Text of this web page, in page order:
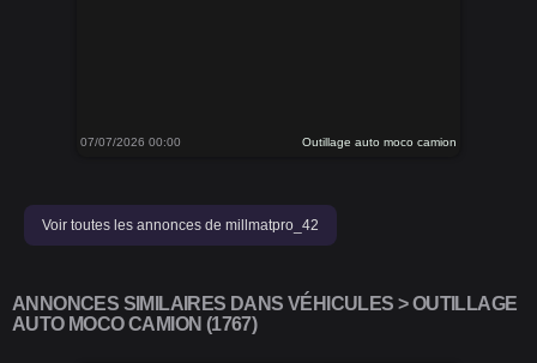
07/07/2026 00:00 Outillage auto moco camion
Voir toutes les annonces de millmatpro_42
ANNONCES SIMILAIRES DANS VÉHICULES > OUTILLAGE
AUTO MOCO CAMION (1767)